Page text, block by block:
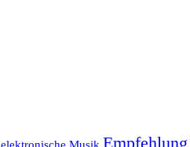
elektronische Musik Empfehlung